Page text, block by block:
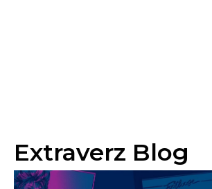
Extraverz Blog